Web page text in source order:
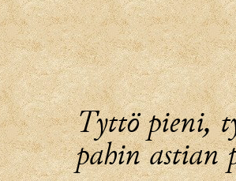
Tyttö pieni,
pahin astian